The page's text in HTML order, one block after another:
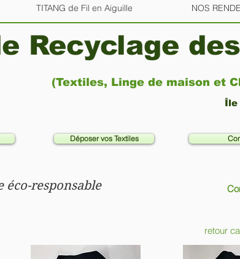
TITANG de Fil en Aiguille NOS
Recyclage
(Textiles, Linge de maison et
Île
Déposer vos Textiles
éco-responsable
retour